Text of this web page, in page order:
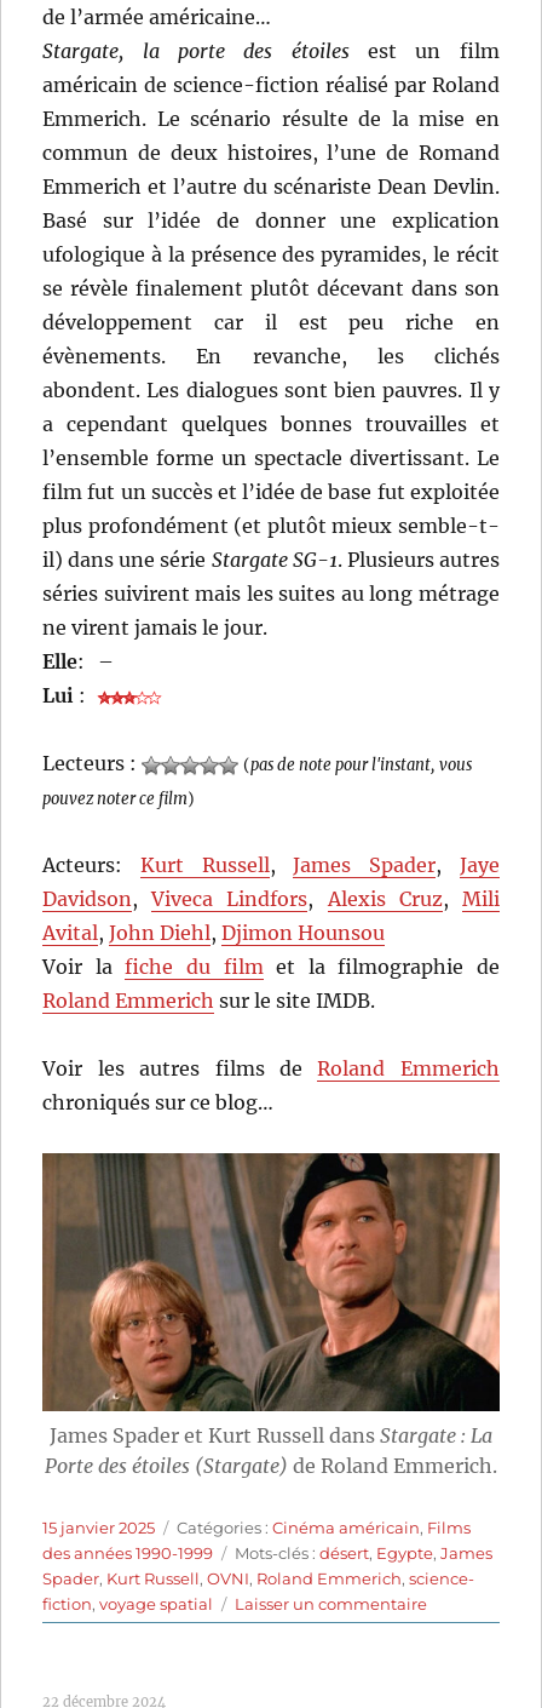
de l’armée américaine…
Stargate, la porte des étoilesest un film
américain de science-fiction réalisé par Roland
Emmerich. Le scénario résulte de la mise en
commun de deux histoires, l’une de Romand
Emmerich et l’autre du scénariste Dean Devlin.
Basé sur l’idée de donner une explication
ufologique à la présence des pyramides, le récit
se révèle finalement plutôt décevant dans son
développement car il est peu riche en
évènements. En revanche, les clichés
abondent. Les dialogues sont bien pauvres. Il y
a cependant quelques bonnes trouvailles et
l’ensemble forme un spectacle divertissant. Le
film fut un succès et l’idée de base fut exploitée
plus profondément (et plutôt mieux semble-t-
il) dans une série Stargate SG-1. Plusieurs autres
séries suivirent mais les suites au long métrage
ne virent jamais le jour.
Elle:
–
Lui :
Lecteurs : (pas de note pour l'instant, vous
pouvez noter ce film)
Acteurs: Kurt Russell,James Spader, Jaye
Davidson,Viveca Lindfors,Alexis Cruz, Mili
Avital,John Diehl,Djimon Hounsou
Voir lafiche du filmet la filmographie de
Roland Emmerich sur le site IMDB.
Voir les autres films deRoland Emmerich
chroniqués sur ce blog…
James Spader et Kurt Russell dans Stargate : La
Porte des étoiles (Stargate) de Roland Emmerich.
Publié
le
15 janvier 2025 Catégories
Catégories :Cinéma américain, Films
des années 1990-1999
Étiquettes
Mots-clés :désert, Egypte,James
Spader, Kurt Russell,OVNI, Roland Emmerich,science-
fiction,voyage spatial Laisser un commentairesur
Stargate
22 décembre 2024